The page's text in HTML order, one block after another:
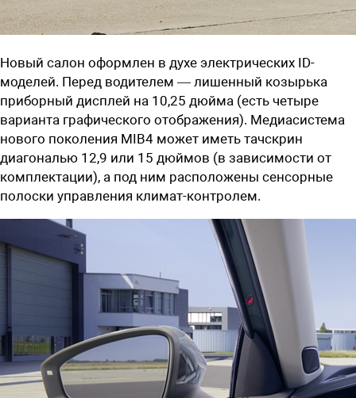
Новый салон оформлен в духе электрических ID-
моделей. Перед водителем — лишенный козырька
приборный дисплей на 10,25 дюйма (есть четыре
варианта графического отображения). Медиасистема
нового поколения MIB4 может иметь тачскрин
диагональю 12,9 или 15 дюймов (в зависимости от
комплектации), а под ним расположены сенсорные
полоски управления климат-контролем.